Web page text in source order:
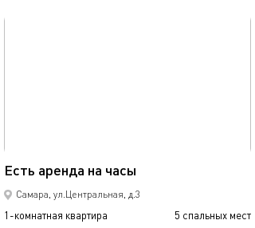
Есть аренда на часы
Самара, ул.Центральная, д.3
1-комнатная квартира 5 спальных мест